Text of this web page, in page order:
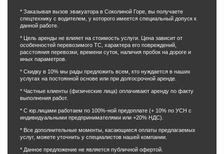
* Заказывая вызов эвакуатора в Соколиной Горе, вы получаете
спецтехнику с водителем, у которого имеется специальный допуск к
данной работе.
* Цель аренды не влияет на стоимость услуги. Цена зависит от
особенностей перевозимого ТС, характера его повреждений,
расстояния перевозки, времени суток, наличия пробок на дороге и
иных параметров.
* Скидку в 10% мы рады предложить всем, кто нуждается в наших
услугах на постоянной основе или при долгосрочной аренде.
* Частные клиенты (физические лица) оплачивают аренду по факту
выполнения работ.
* С юр.лицами работаем по 100%-ной предоплате (+ 10% по УСН с
индивидуальными предпринимателями или +20% НДС).
* Все дополнительные моменты, касающиеся оплаты предлагаемых
услуг, можете уточнить у специалистов нашей компании.
* Данное предложение не является публичной офертой.